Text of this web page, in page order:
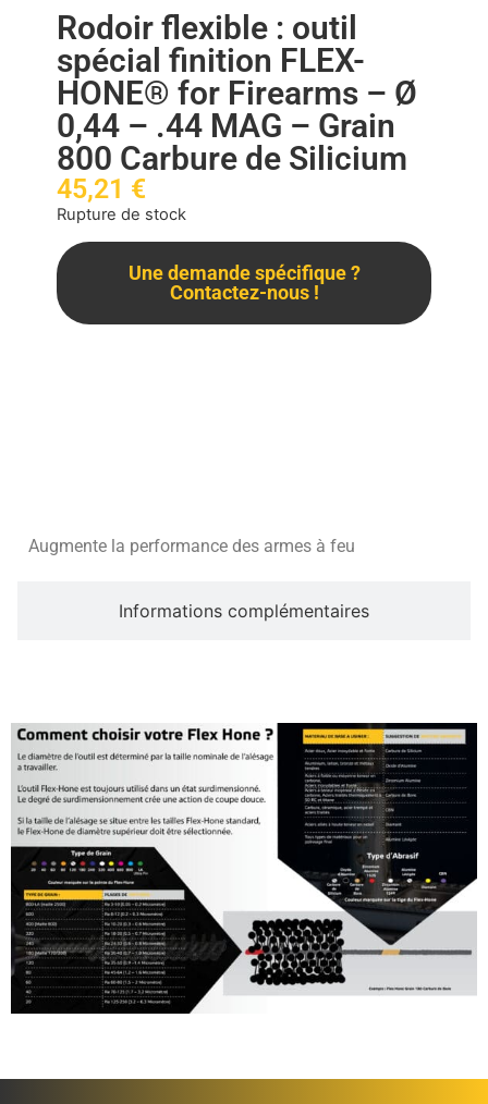
Rodoir flexible : outil
spécial finition FLEX-
HONE® for Firearms – Ø
0,44 – .44 MAG – Grain
800 Carbure de Silicium
45,21 €
Rupture de stock
Une demande spécifique ?
Contactez-nous !
Informations complémentaires
Augmente la performance des armes à feu